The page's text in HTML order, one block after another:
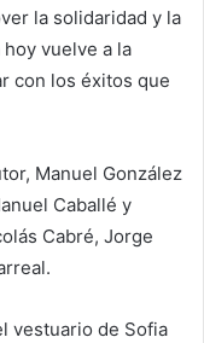
la solidaridad y la
vuelve a la
con los éxitos que
Manuel González
Caballé y
Cabré, Jorge
vestuario de Sofia